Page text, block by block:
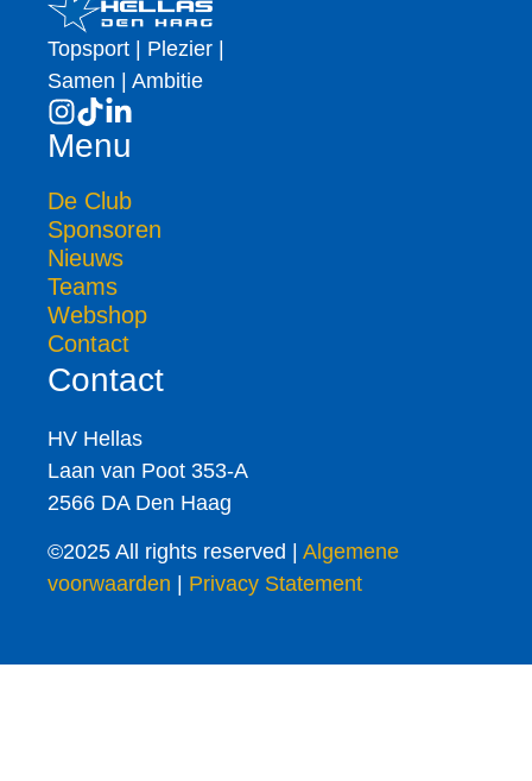
Topsport | Plezier |
Samen | Ambitie
Menu
De Club
Sponsoren
Nieuws
Teams
Webshop
Contact
Contact
HV Hellas
Laan van Poot 353-A
2566 DA Den Haag
©2025 All rights reserved | Algemene
voorwaarden
Privacy Statement